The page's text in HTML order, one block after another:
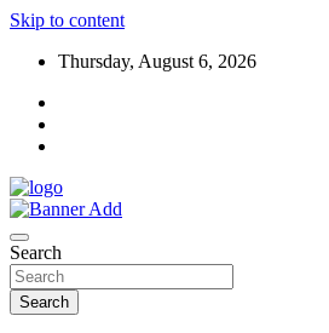
Skip to content
Thursday, August 6, 2026
Search
Search